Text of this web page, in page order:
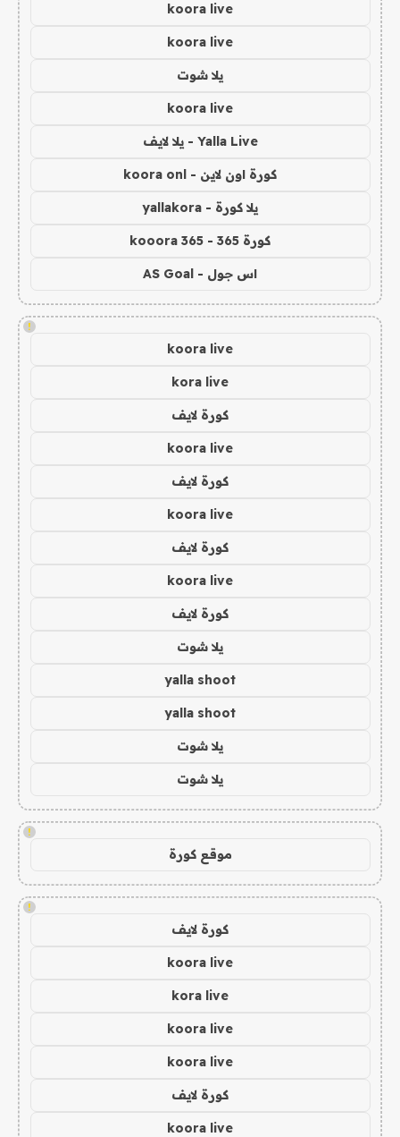
koora live
koora live
يلا شوت
koora live
Yalla Live - يلا لايف
كورة اون لاين - koora onl
يلا كورة - yallakora
كورة 365 - kooora 365
اس جول - AS Goal
!
koora live
kora live
كورة لايف
koora live
كورة لايف
koora live
كورة لايف
koora live
كورة لايف
يلا شوت
yalla shoot
yalla shoot
يلا شوت
يلا شوت
!
موقع كورة
!
كورة لايف
koora live
kora live
koora live
koora live
كورة لايف
koora live